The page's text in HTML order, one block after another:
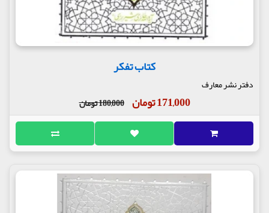
کتاب تفکر
دفتر نشر معارف
171,000 تومان 180,000 تومان